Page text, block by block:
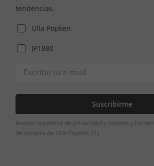
tendencias.
Ulla Popken
JP1880
Suscribirme
Acepto la política de privacidad y cookies y los
de compra de Ulla Popken. [+]